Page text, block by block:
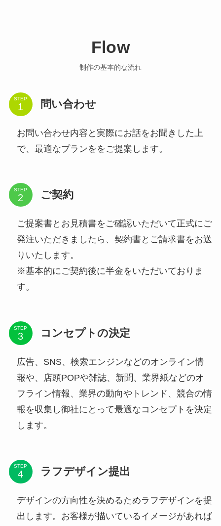
Flow
制作の基本的な流れ
STEP 問い合わせ
お問い合わせ内容と実際にお話をお聞きした上
で、最適なプランををご提案します。
STEP ご契約
ご提案書とお見積書をご確認いただいて正式にご
発注いただきましたら、契約書とご請求書をお送
りいたします。
※基本的にご契約後に半金をいただいておりま
す。
STEP コンセプトの決定
広告、SNS、検索エンジンなどのオンライン情
報や、店頭POPや雑誌、新聞、業界紙などのオ
フライン情報、業界の動向やトレンド、競合の情
報を収集し御社にとって最適なコンセプトを決定
します。
STEP ラフデザイン提出
デザインの方向性を決めるためラフデザインを提
出します。お客様が描いているイメージがあれば